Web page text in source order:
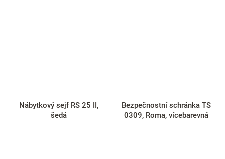
Nábytkový sejf RS 25 II,
šedá
Bezpečnostní schránka TS
0309, Roma, vícebarevná